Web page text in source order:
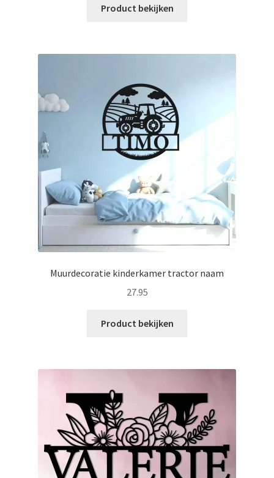
Product bekijken
Muurdecoratie kinderkamer tractor naam
27.95
Product bekijken